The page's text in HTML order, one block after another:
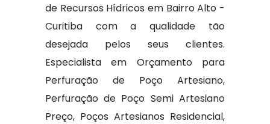
de Recursos Hídricos em Bairro Alto -
Curitiba com a qualidade tão
desejada pelos seus clientes.
Especialista em Orçamento para
Perfuração de Poço Artesiano,
Perfuração de Poço Semi Artesiano
Preço, Poços Artesianos Residencial,